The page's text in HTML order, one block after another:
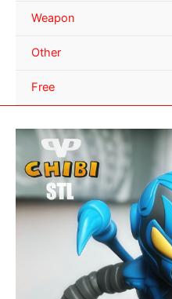
Weapon
Other
Free